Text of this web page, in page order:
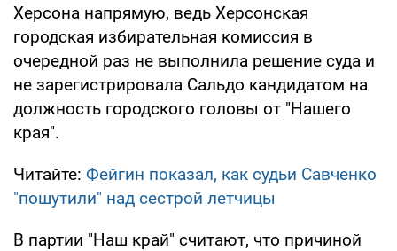
Херсона напрямую, ведь Херсонская
городская избирательная комиссия в
очередной раз не выполнила решение суда и
не зарегистрировала Сальдо кандидатом на
должность городского головы от "Нашего
края".
Читайте: Фейгин показал, как судьи Савченко
"пошутили" над сестрой летчицы
В партии "Наш край" считают, что причиной